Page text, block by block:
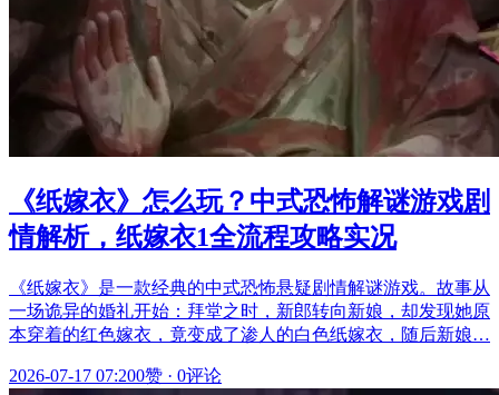
《纸嫁衣》怎么玩？中式恐怖解谜游戏剧
情解析，纸嫁衣1全流程攻略实况
《纸嫁衣》是一款经典的中式恐怖悬疑剧情解谜游戏。故事从
一场诡异的婚礼开始：拜堂之时，新郎转向新娘，却发现她原
本穿着的红色嫁衣，竟变成了渗人的白色纸嫁衣，随后新娘…
2026-07-17 07:200赞 · 0评论